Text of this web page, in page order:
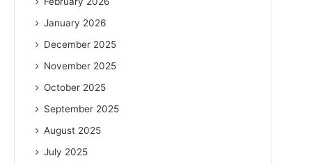
January 2026
December 2025
November 2025
October 2025
September 2025
August 2025
July 2025